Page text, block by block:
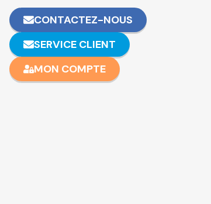
CONTACTEZ-NOUS
SERVICE CLIENT
MON COMPTE